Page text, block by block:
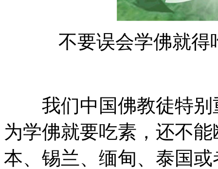
不要误会学佛就得
我们中国佛教徒特别
为学佛就要吃素，还不
本、锡兰、缅甸、泰国